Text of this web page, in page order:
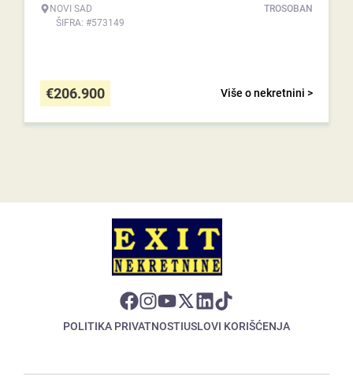
NOVI SAD
ŠIFRA: #573149
TROSOBAN
Više o nekretnini >
€206.900
POLITIKA PRIVATNOSTIUSLOVI KORIŠĆENJA